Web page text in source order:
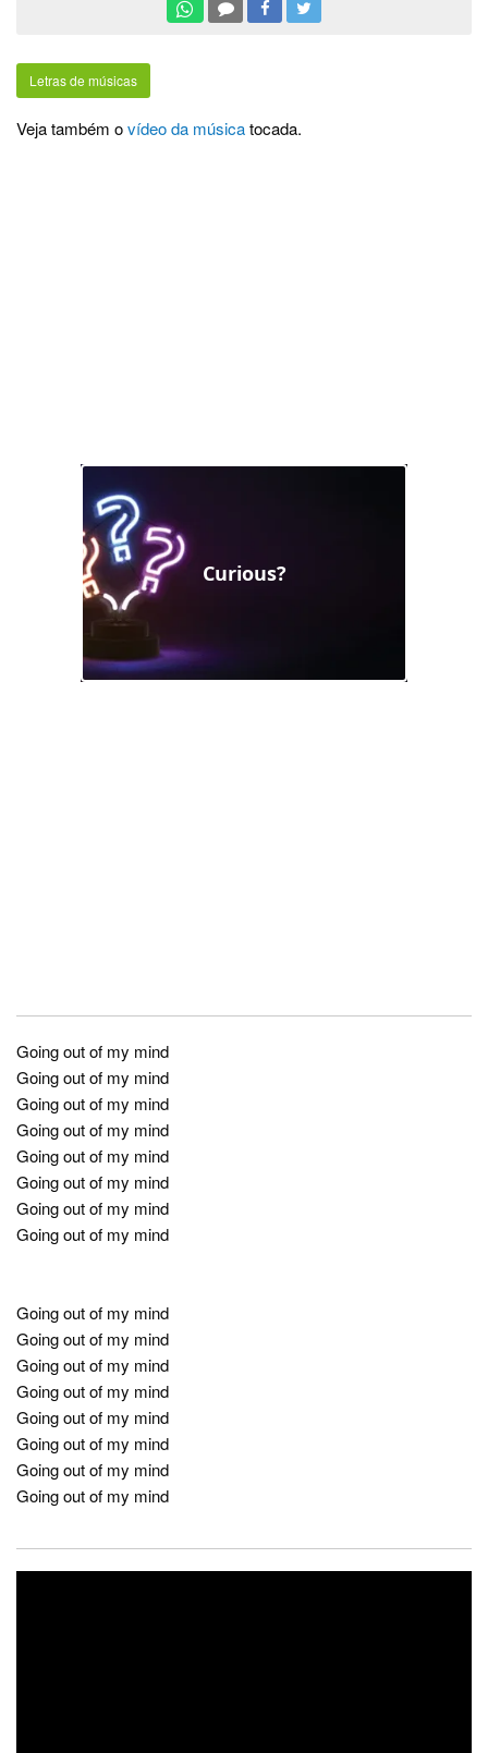
Letras de músicas
Veja também ovídeo da músicatocada.
Going out of my mind
Going out of my mind
Going out of my mind
Going out of my mind
Going out of my mind
Going out of my mind
Going out of my mind
Going out of my mind
Going out of my mind
Going out of my mind
Going out of my mind
Going out of my mind
Going out of my mind
Going out of my mind
Going out of my mind
Going out of my mind